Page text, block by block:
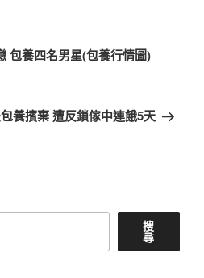
包養四名男星(包養行情圖)
養擯棄 遭反鎖傢中連餓5天
搜
尋